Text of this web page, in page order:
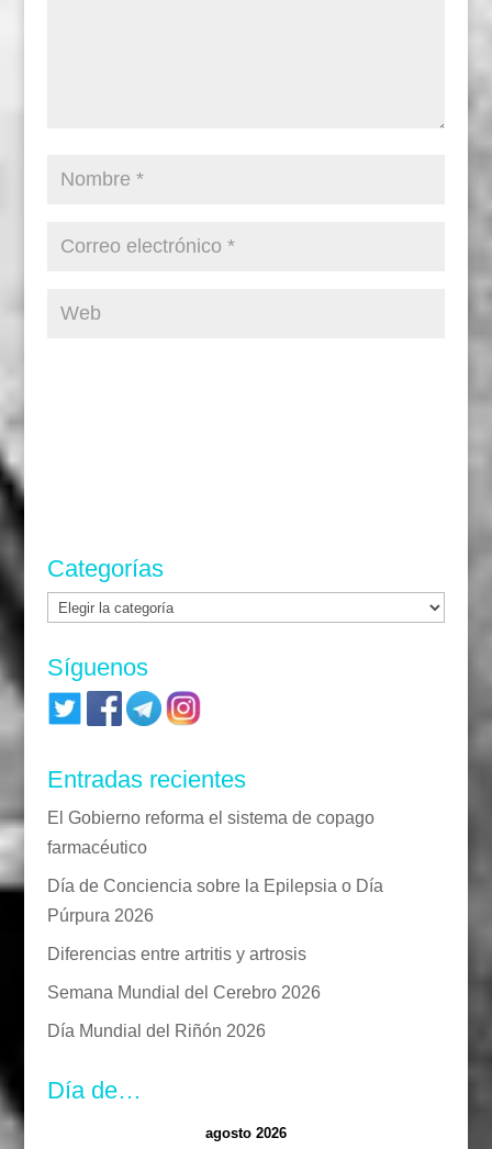
Categorías
Categorías
Síguenos
Entradas recientes
El Gobierno reforma el sistema de copago
farmacéutico
Día de Conciencia sobre la Epilepsia o Día
Púrpura 2026
Diferencias entre artritis y artrosis
Semana Mundial del Cerebro 2026
Día Mundial del Riñón 2026
Día de…
agosto 2026